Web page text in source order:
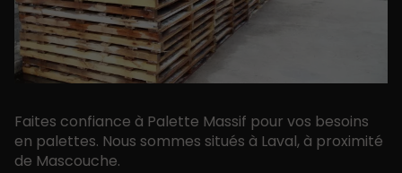
Faites confiance à Palette Massif pour vos besoins
en palettes. Nous sommes situés à Laval, à proximité
de Mascouche.